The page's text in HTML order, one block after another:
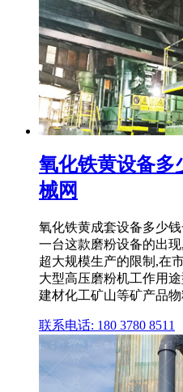
氧化铁黄设备多
械网
氧化铁黄成套设备多少
一台这款磨粉设备的出
超大规模生产的限制,在
大型高压磨粉机工作用
建材化工矿山等矿产品物
联系电话: 180 3780 8511